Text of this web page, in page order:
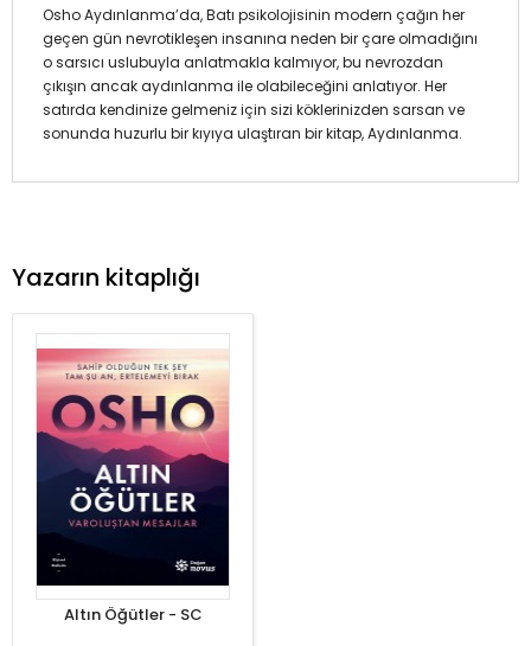
Osho Aydınlanma’da, Batı psikolojisinin modern çağın her
geçen gün nevrotikleşen insanına neden bir çare olmadığını
o sarsıcı uslubuyla anlatmakla kalmıyor, bu nevrozdan
çıkışın ancak aydınlanma ile olabileceğini anlatıyor. Her
satırda kendinize gelmeniz için sizi köklerinizden sarsan ve
sonunda huzurlu bir kıyıya ulaştıran bir kitap, Aydınlanma.
Yazarın kitaplığı
Altın Öğütler - SC